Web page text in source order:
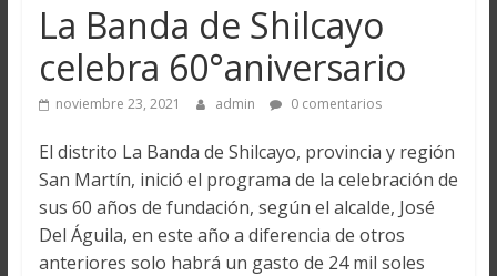
La Banda de Shilcayo
celebra 60°aniversario
noviembre 23, 2021 admin 0 comentarios
El distrito La Banda de Shilcayo, provincia y región
San Martín, inició el programa de la celebración de
sus 60 años de fundación, según el alcalde, José
Del Águila, en este año a diferencia de otros
anteriores solo habrá un gasto de 24 mil soles